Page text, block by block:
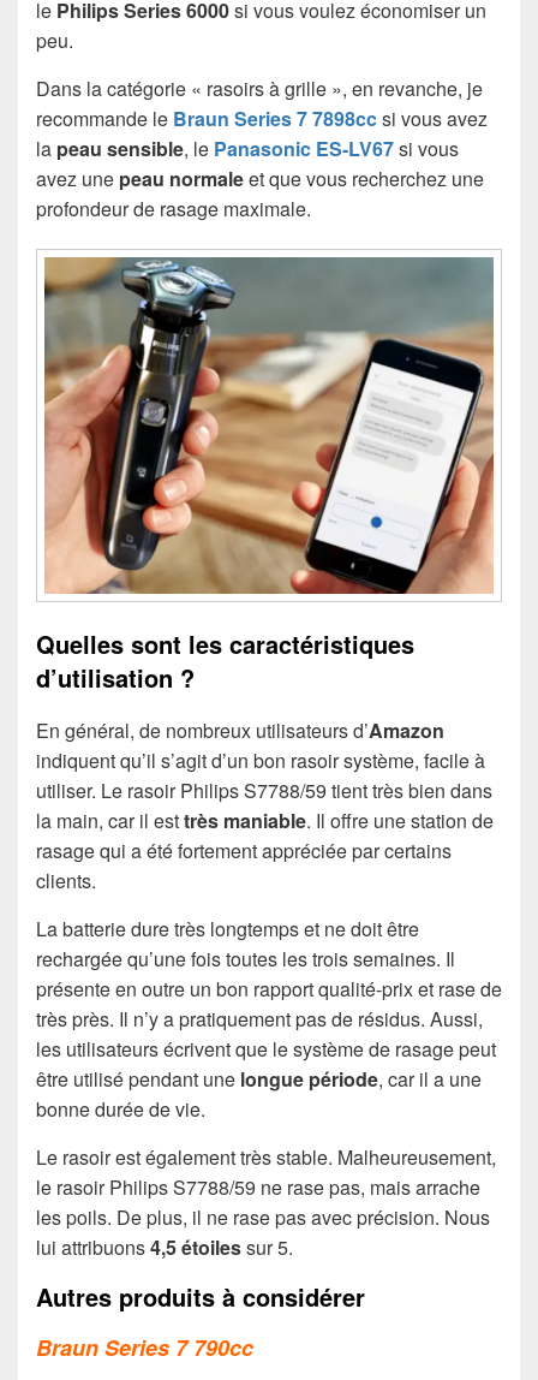
le Philips Series 6000si vous voulez économiser un
peu.
Dans la catégorie « rasoirs à grille », en revanche, je
recommande le Braun Series 7 7898ccsi vous avez
la peau sensible, le Panasonic ES-LV67si vous
avez une peau normaleet que vous recherchez une
profondeur de rasage maximale.
Quelles sont les caractéristiques
d’utilisation ?
En général, de nombreux utilisateurs d’Amazon
indiquent qu’il s’agit d’un bon rasoir système, facile à
utiliser. Le rasoir Philips S7788/59 tient très bien dans
la main, car il esttrès maniable. Il offre une station de
rasage qui a été fortement appréciée par certains
clients.
La batterie dure très longtemps et ne doit être
rechargée qu’une fois toutes les trois semaines. Il
présente en outre un bon rapport qualité-prix et rase de
très près. Il n’y a pratiquement pas de résidus. Aussi,
les utilisateurs écrivent que le système de rasage peut
être utilisé pendant une longue période, car il a une
bonne durée de vie.
Le rasoir est également très stable. Malheureusement,
le rasoir Philips S7788/59 ne rase pas, mais arrache
les poils. De plus, il ne rase pas avec précision. Nous
lui attribuons4,5 étoilessur 5.
Autres produits à considérer
Braun Series 7 790cc